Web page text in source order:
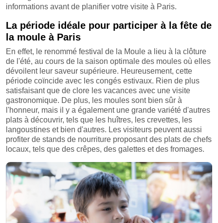
informations avant de planifier votre visite à Paris.
La période idéale pour participer à la fête de
la moule à Paris
En effet, le renommé festival de la Moule a lieu à la clôture
de l'été, au cours de la saison optimale des moules où elles
dévoilent leur saveur supérieure. Heureusement, cette
période coïncide avec les congés estivaux. Rien de plus
satisfaisant que de clore les vacances avec une visite
gastronomique. De plus, les moules sont bien sûr à
l'honneur, mais il y a également une grande variété d'autres
plats à découvrir, tels que les huîtres, les crevettes, les
langoustines et bien d'autres. Les visiteurs peuvent aussi
profiter de stands de nourriture proposant des plats de chefs
locaux, tels que des crêpes, des galettes et des fromages.